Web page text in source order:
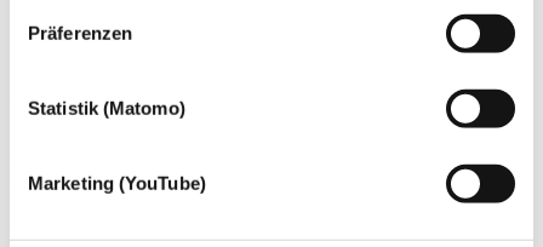
Präferenzen
Statistik (Matomo)
Marketing (YouTube)
Über die dhpg
Mitarbeiter:innen Familienunternehmen und Mittelständler,
Großunternehmen, Verwaltungen der öffentlichen Hand ebenso wie